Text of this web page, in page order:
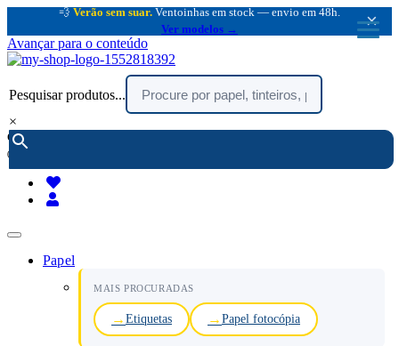
💨 Verão sem suar. Ventoinhas em stock — envio em 48h.
Ver modelos →
×
Avançar para o conteúdo
Pesquisar produtos...
×
encomendar por telefone :
(chamada rede fixa nacional)
Papel
MAIS PROCURADAS
Etiquetas Papel fotocópia